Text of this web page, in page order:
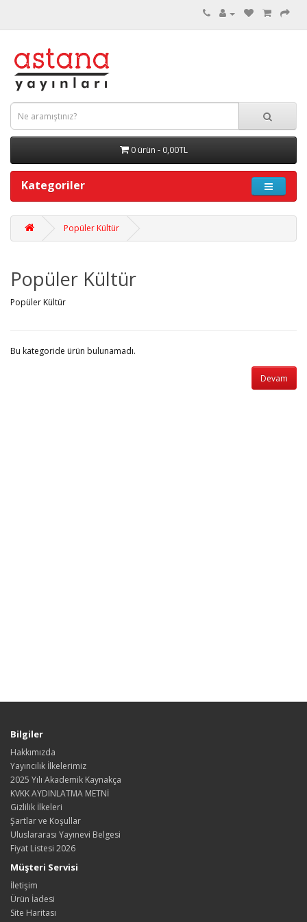
0 ürün - 0,00TL
Kategoriler
Popüler Kültür
Popüler Kültür
Popüler Kültür
Bu kategoride ürün bulunamadı.
Devam
Bilgiler
Hakkımızda
Yayıncılık İlkelerimiz
2025 Yılı Akademik Kaynakça
KVKK AYDINLATMA METNİ
Gizlilik İlkeleri
Şartlar ve Koşullar
Uluslararası Yayınevi Belgesi
Fiyat Listesi 2026
Müşteri Servisi
İletişim
Ürün İadesi
Site Haritası